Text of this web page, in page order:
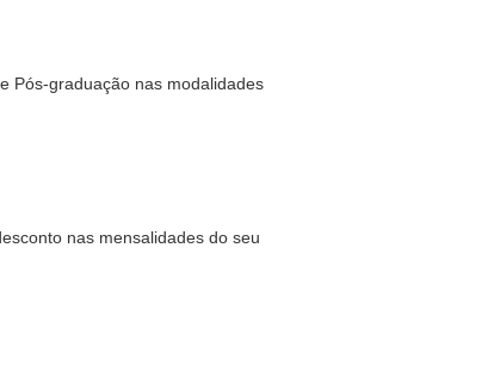
Pós-graduação nas modalidades
nas mensalidades do seu